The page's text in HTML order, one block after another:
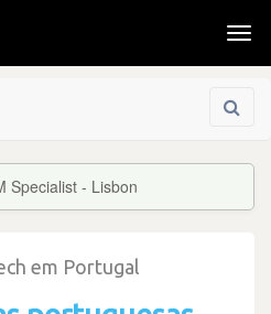
Specialist - Lisbon
em Portugal